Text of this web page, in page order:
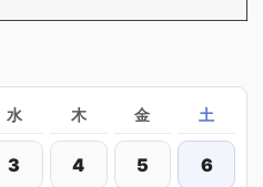
水 木 金 土
3 4 5 6